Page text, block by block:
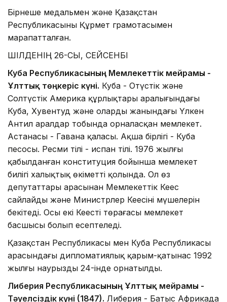
Бірнеше медальмен және Қазақстан
Республикасының Құрмет грамотасымен
марапатталған.
ШІЛДЕНІҢ 26-СЫ, СЕЙСЕНБІ
Куба Республикасының Мемлекеттік мейрамы -
Ұлттық төңкеріс күні. Куба - Оңтүстік және
Солтүстік Америка құрлықтары аралығындағы
Куба, Хувентуд және олардың жанындағы Үлкен
Антил аралдар тобында орналасқан мемлекет.
Астанасы - Гавана қаласы. Ақша бірлігі - Куба
песосы. Ресми тілі - испан тілі. 1976 жылғы
қабылданған конституция бойынша мемлекет
билігі халықтық өкіметтің қолында. Ол өз
депутаттары арасынан Мемлекеттік Кеңес
сайлайды және Министрлер Кеңесінің мүшелерін
бекітеді. Осы екі Кеңестің төрағасы мемлекет
басшысы болып есептеледі.
Қазақстан Республикасы мен Куба Республикасы
арасындағы дипломатиялық қарым-қатынас 1992
жылғы наурыздың 24-інде орнатылды.
Либерия Республикасының Ұлттық мейрамы -
Тәуелсіздік күні (1847). Либерия - Батыс Африкада